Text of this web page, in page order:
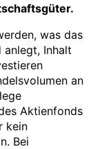
was das
anlegt, Inhalt
an
Aktienfonds
kein
Bei